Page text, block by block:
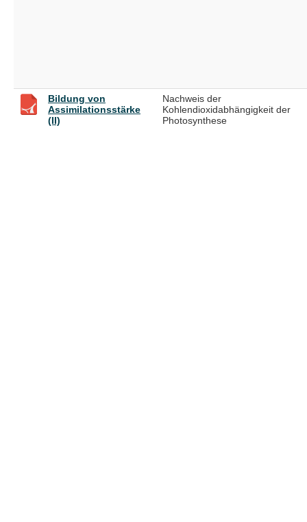
Bildung von
Assimilationsstärke
(II)
Nachweis der
Kohlendioxidabhängigkeit der
Photosynthese